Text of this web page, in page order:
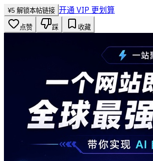
¥5 解锁本帖链接 开通 VIP 更划算
点赞 踩 收藏